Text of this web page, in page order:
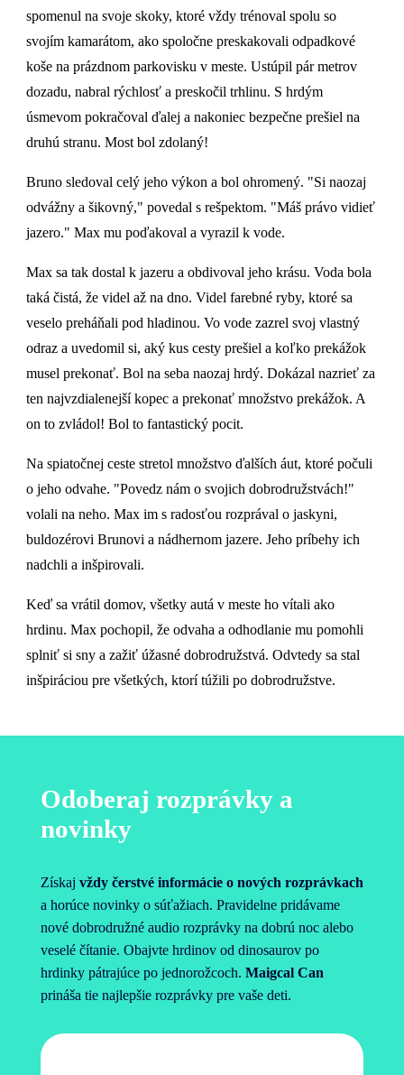
spomenul na svoje skoky, ktoré vždy trénoval spolu so
svojím kamarátom, ako spoločne preskakovali odpadkové
koše na prázdnom parkovisku v meste. Ustúpil pár metrov
dozadu, nabral rýchlosť a preskočil trhlinu. S hrdým
úsmevom pokračoval ďalej a nakoniec bezpečne prešiel na
druhú stranu. Most bol zdolaný!
Bruno sledoval celý jeho výkon a bol ohromený. "Si naozaj
odvážny a šikovný," povedal s rešpektom. "Máš právo vidieť
jazero." Max mu poďakoval a vyrazil k vode.
Max sa tak dostal k jazeru a obdivoval jeho krásu. Voda bola
taká čistá, že videl až na dno. Videl farebné ryby, ktoré sa
veselo preháňali pod hladinou. Vo vode zazrel svoj vlastný
odraz a uvedomil si, aký kus cesty prešiel a koľko prekážok
musel prekonať. Bol na seba naozaj hrdý. Dokázal nazrieť za
ten najvzdialenejší kopec a prekonať množstvo prekážok. A
on to zvládol! Bol to fantastický pocit.
Na spiatočnej ceste stretol množstvo ďalších áut, ktoré počuli
o jeho odvahe. "Povedz nám o svojich dobrodružstvách!"
volali na neho. Max im s radosťou rozprával o jaskyni,
buldozérovi Brunovi a nádhernom jazere. Jeho príbehy ich
nadchli a inšpirovali.
Keď sa vrátil domov, všetky autá v meste ho vítali ako
hrdinu. Max pochopil, že odvaha a odhodlanie mu pomohli
splniť si sny a zažiť úžasné dobrodružstvá. Odvtedy sa stal
inšpiráciou pre všetkých, ktorí túžili po dobrodružstve.
Odoberaj rozprávky a
novinky
Získaj vždy čerstvé informácie o nových rozprávkach
a horúce novinky o súťažiach. Pravidelne pridávame
nové dobrodružné audio rozprávky na dobrú noc alebo
veselé čítanie. Obajvte hrdinov od dinosaurov po
hrdinky pátrajúce po jednorožcoch. Maigcal Can
prináša tie najlepšie rozprávky pre vaše deti.